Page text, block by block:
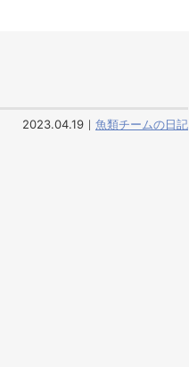
2023.04.19 魚類チームの日記